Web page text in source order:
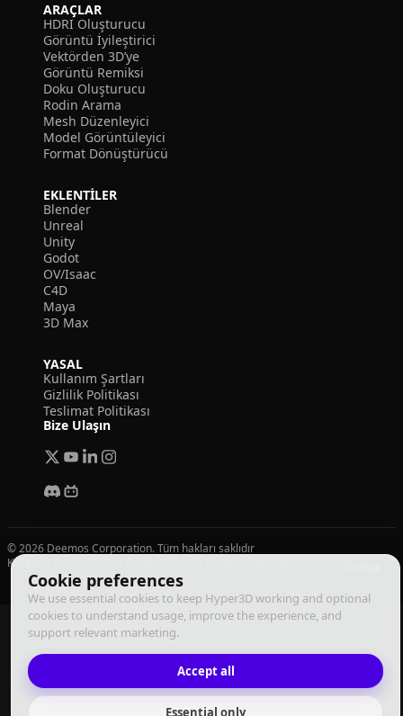
Cookie preferences
We use essential cookies to keep Hyper3D working and optional
cookies to understand usage, improve the experience, and
support relevant marketing.
Accept all
Essential only
ARAÇLAR
HDRI Oluşturucu
Görüntü İyileştirici
Vektörden 3D’ye
Görüntü Remiksi
Doku Oluşturucu
Rodin Arama
Mesh Düzenleyici
Model Görüntüleyici
Format Dönüştürücü
EKLENTILER
Blender
Unreal
Unity
Godot
OV/Isaac
C4D
Maya
3D Max
YASAL
Kullanım Şartları
Gizlilik Politikası
Teslimat Politikası
Bize Ulaşın
© 2026 Deemos Corporation. Tüm hakları saklıdır
Kullanım Şartları